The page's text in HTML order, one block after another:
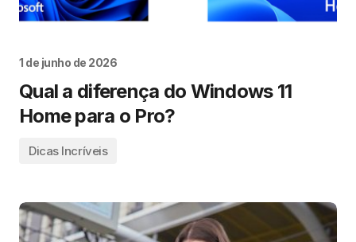
1 de junho de 2026
Qual a diferença do Windows 11
Home para o Pro?
Dicas Incríveis